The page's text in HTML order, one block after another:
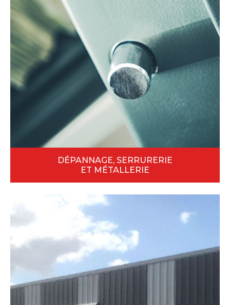
DÉPANNAGE, SERRURERIE
ET MÉTALLERIE